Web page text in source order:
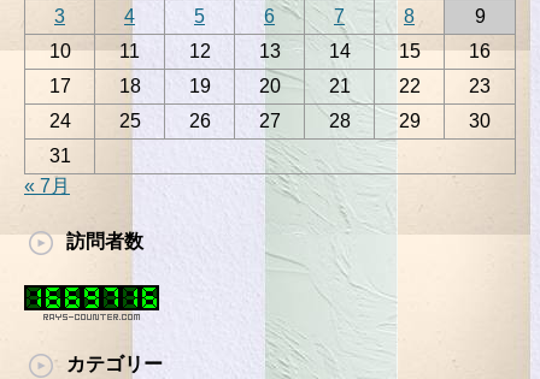
3
4 5 6 7 8
9
10
11 12 13 14 15
16
17
18 19 20 21 22
23
24
25 26 27 28 29
30
31
« 7月
訪問者数
カテゴリー